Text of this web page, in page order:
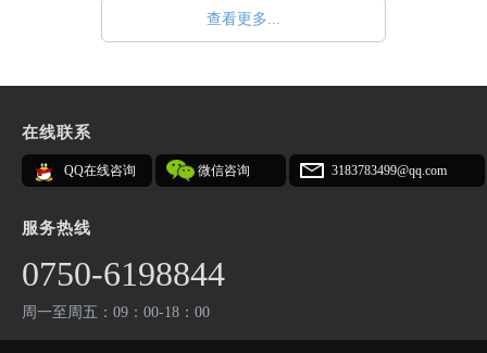
查看更多...
在线联系
QQ在线咨询 微信咨询 3183783499@qq.com
服务热线
0750-6198844
周一至周五：09：00-18：00